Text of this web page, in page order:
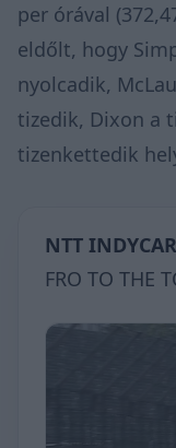
per órával
eldőlt, hogy
nyolcadik,
tizedik, Dixon a
tizenkettedik
NTT
FRO TO THE